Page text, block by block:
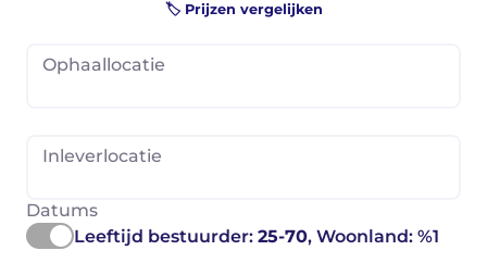
🏷️ Prijzen vergelijken
Ophaallocatie
Inleverlocatie
Datums
Leeftijd bestuurder: 25-70, Woonland: %1